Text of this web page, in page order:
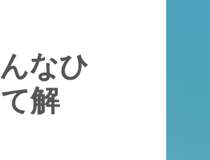
なひ
解